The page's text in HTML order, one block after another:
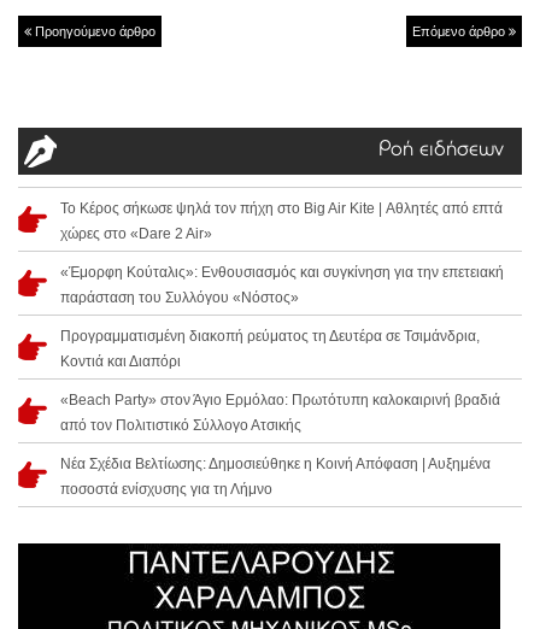
Προηγούμενο άρθρο Επόμενο άρθρο
Ροή ειδήσεων
Το Κέρος σήκωσε ψηλά τον πήχη στο Big Air Kite | Αθλητές από επτά
χώρες στο «Dare 2 Air»
«Έμορφη Κούταλις»: Ενθουσιασμός και συγκίνηση για την επετειακή
παράσταση του Συλλόγου «Νόστος»
Προγραμματισμένη διακοπή ρεύματος τη Δευτέρα σε Τσιμάνδρια,
Κοντιά και Διαπόρι
«Beach Party» στον Άγιο Ερμόλαο: Πρωτότυπη καλοκαιρινή βραδιά
από τον Πολιτιστικό Σύλλογο Ατσικής
Νέα Σχέδια Βελτίωσης: Δημοσιεύθηκε η Κοινή Απόφαση | Αυξημένα
ποσοστά ενίσχυσης για τη Λήμνο